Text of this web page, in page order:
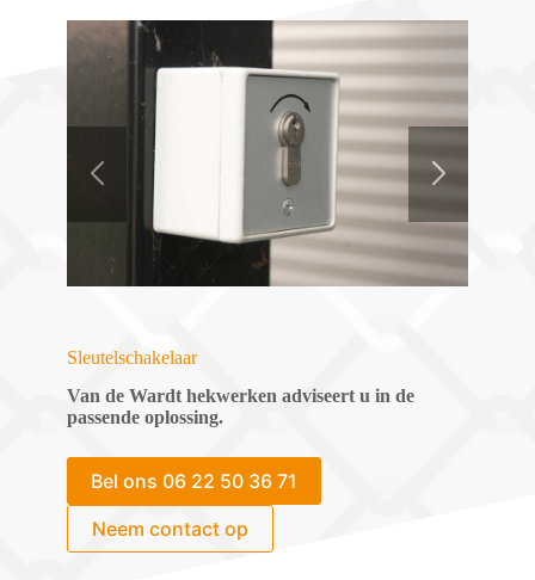
Sleutelschakelaar
Van de Wardt hekwerken adviseert u in de
passende oplossing.
Bel ons 06 22 50 36 71
Neem contact op